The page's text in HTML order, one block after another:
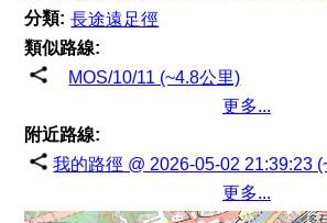
分類: 長途遠足徑
類似路線:
MOS/10/11 (~4.8公里)
更多...
附近路線:
我的路徑 @ 2026-05-02 21:39:23
更多...